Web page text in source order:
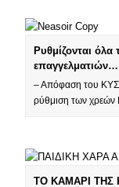
Ρυθμίζονται
επαγγελματιών…
– Απόφαση του
ρύθμιση των
ΤΟ ΚΑΜΑΡΙ ΤΗΣ